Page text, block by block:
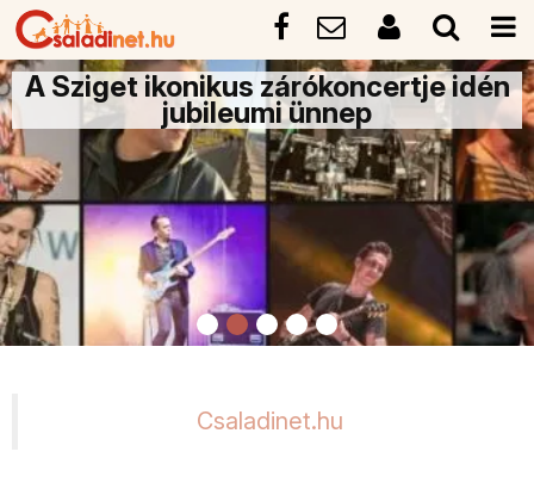
A Sziget ikonikus zárókoncertje idén
jubileumi ünnep
Csaladinet.hu